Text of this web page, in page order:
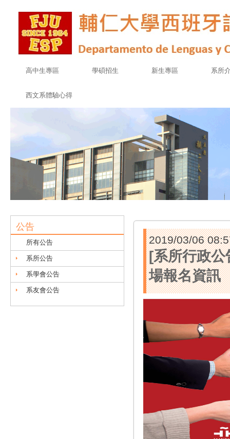
高中生專區 學碩招生 新生專區 系所
西文系體驗心得
公告
所有公告
系所公告
系學會公告
系友會公告
2019/03/06
[系所行政
場報名資訊